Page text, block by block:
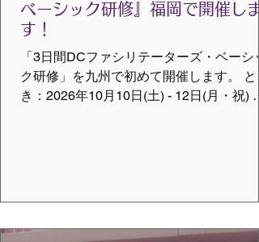
ベーシック研修』福岡で開催しま
す！
「3日間DCファシリテーターズ・ベーシッ
ク研修」を九州で初めて開催します。 と
き：2026年10月10日(土) - 12日(月・祝) 場
シブ会員 50,000円 メンター会員